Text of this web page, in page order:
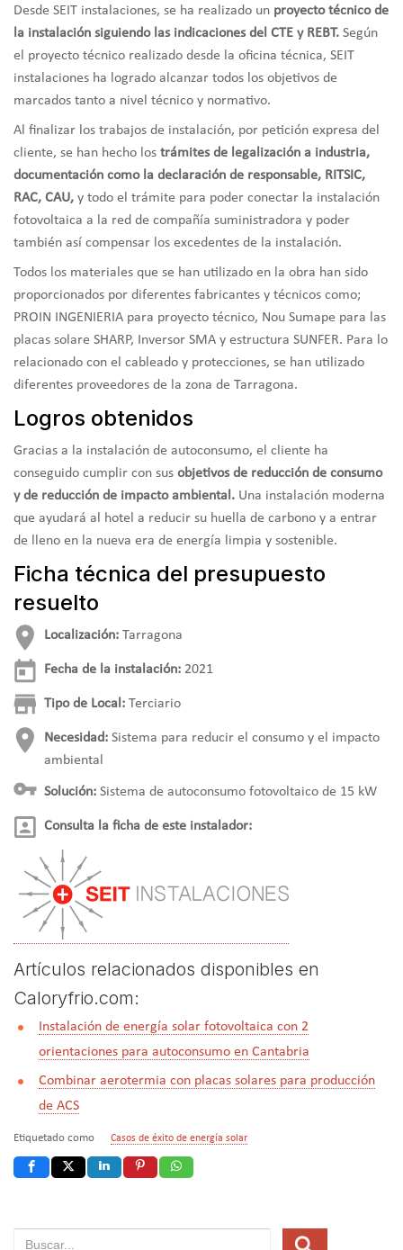
Desde SEIT instalaciones, se ha realizado un proyecto técnico de
la instalación siguiendo las indicaciones del CTE y REBT. Según
el proyecto técnico realizado desde la oficina técnica, SEIT
instalaciones ha logrado alcanzar todos los objetivos de
marcados tanto a nivel técnico y normativo.
Al finalizar los trabajos de instalación, por petición expresa del
cliente, se han hecho los trámites de legalización a industria,
documentación como la declaración de responsable, RITSIC,
RAC, CAU, y todo el trámite para poder conectar la instalación
fotovoltaica a la red de compañía suministradora y poder
también así compensar los excedentes de la instalación.
Todos los materiales que se han utilizado en la obra han sido
proporcionados por diferentes fabricantes y técnicos como;
PROIN INGENIERIA para proyecto técnico, Nou Sumape para las
placas solare SHARP, Inversor SMA y estructura SUNFER. Para lo
relacionado con el cableado y protecciones, se han utilizado
diferentes proveedores de la zona de Tarragona.
Logros obtenidos
Gracias a la instalación de autoconsumo, el cliente ha
conseguido cumplir con sus objetivos de reducción de consumo
y de reducción de impacto ambiental. Una instalación moderna
que ayudará al hotel a reducir su huella de carbono y a entrar
de lleno en la nueva era de energía limpia y sostenible.
Ficha técnica del presupuesto
resuelto
Localización: Tarragona
Fecha de la instalación: 2021
Tipo de Local: Terciario
Necesidad: Sistema para reducir el consumo y el impacto
ambiental
Solución: Sistema de autoconsumo fotovoltaico de 15 kW
Consulta la ficha de este instalador:
Artículos relacionados disponibles en
Caloryfrio.com:
Instalación de energía solar fotovoltaica con 2
orientaciones para autoconsumo en Cantabria
Combinar aerotermia con placas solares para producción
de ACS
Etiquetado como Casos de éxito de energía solar